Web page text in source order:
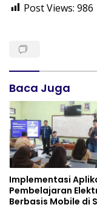
Post Views: 986
Baca Juga
Implementasi
Pembelajaran
Berbasis Mobile di